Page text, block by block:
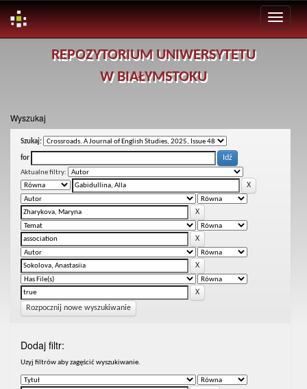
REPOZYTORIUM UNIWERSYTETU
W BIAŁYMSTOKU
Wyszukaj
Szukaj:
for
Aktualne filtry:
Rozpocznij nowe wyszukiwanie
Dodaj filtr:
Uzyj filtrów aby zagęścić wyszukiwanie.